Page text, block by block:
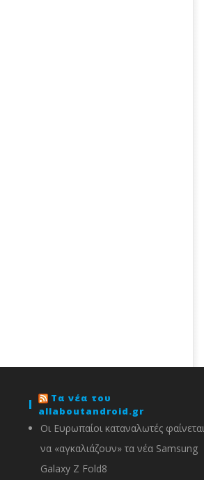
Τα νέα του
allaboutandroid.gr
Οι Ευρωπαίοι καταναλωτές φαίνεται
να «αγκαλιάζουν» τα νέα Samsung
Galaxy Z Fold8